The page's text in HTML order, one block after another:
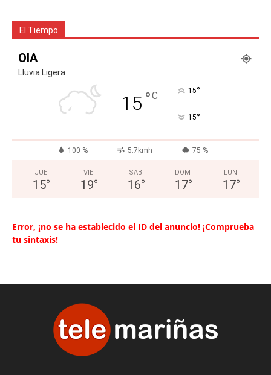
El Tiempo
OIA
Lluvia Ligera
15 °C 15°
15°
100 % 5.7kmh 75 %
JUE
15°
VIE
19°
SAB
16°
DOM
17°
LUN
17°
Error, ¡no se ha establecido el ID del anuncio! ¡Comprueba
tu sintaxis!